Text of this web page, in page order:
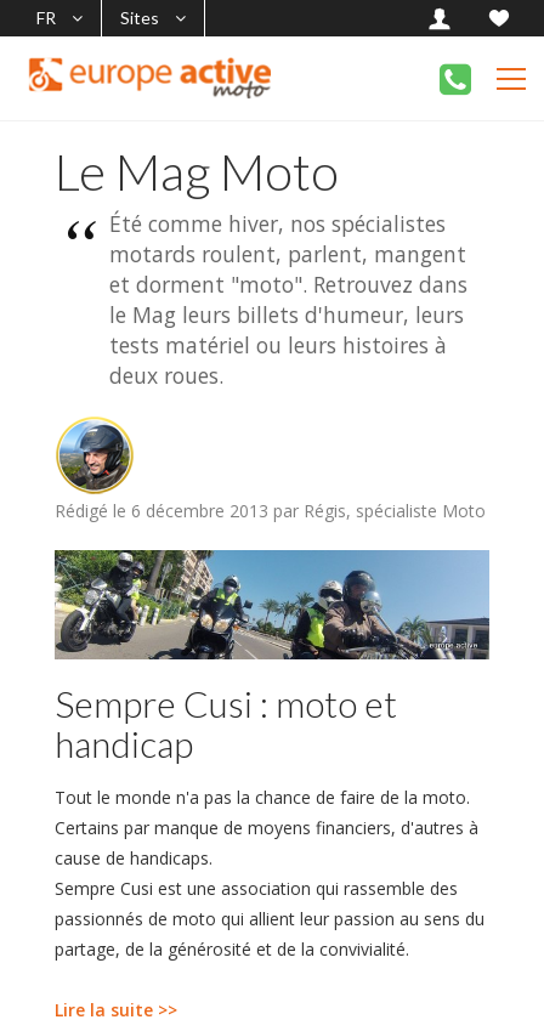
FR Sites
Le Mag Moto
Été comme hiver, nos spécialistes
motards roulent, parlent, mangent
et dorment "moto". Retrouvez dans
le Mag leurs billets d'humeur, leurs
tests matériel ou leurs histoires à
deux roues.
Rédigé le 6 décembre 2013 par Régis, spécialiste Moto
Sempre Cusi : moto et
handicap
Tout le monde n'a pas la chance de faire de la moto.
Certains par manque de moyens financiers, d'autres à
cause de handicaps.
Sempre Cusi est une association qui rassemble des
passionnés de moto qui allient leur passion au sens du
partage, de la générosité et de la convivialité.
Lire la suite >>